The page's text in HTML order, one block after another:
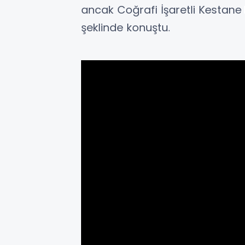
ancak Coğrafi İşaretli Kestane
şeklinde konuştu.